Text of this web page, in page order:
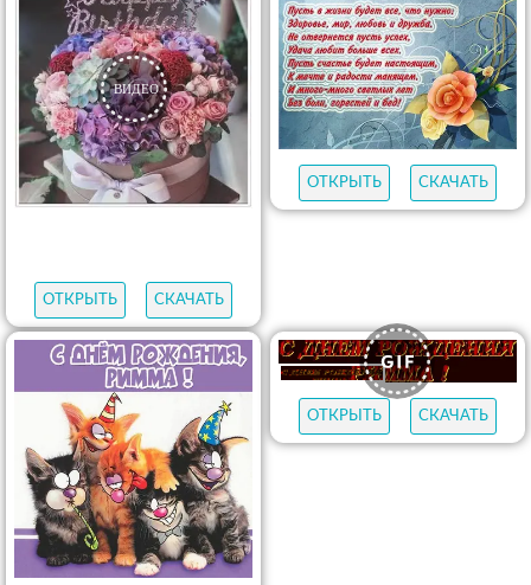
ОТКРЫТЬ СКАЧАТЬ
ОТКРЫТЬ СКАЧАТЬ
ОТКРЫТЬ СКАЧАТЬ